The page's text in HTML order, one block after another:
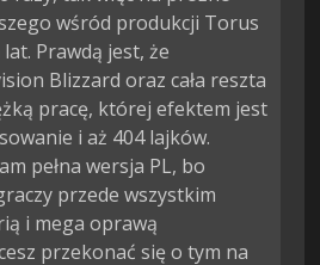
wśród produkcji Torus
Prawdą jest, że
Blizzard oraz cała reszta
pracę, której efektem jest
i aż 404 lajków.
pełna wersja PL, bo
przede wszystkim
i mega oprawą
przekonać się o tym na